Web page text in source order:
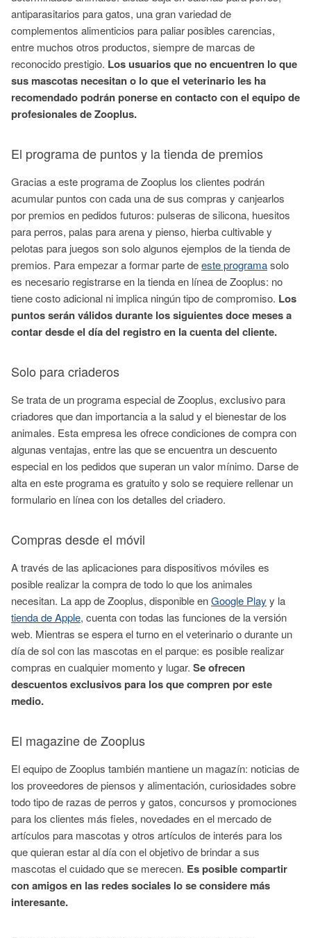
antiparasitarios para gatos, una gran variedad de
complementos alimenticios para paliar posibles carencias,
entre muchos otros productos, siempre de marcas de
reconocido prestigio. Los usuarios que no encuentren lo que
sus mascotas necesitan o lo que el veterinario les ha
recomendadopodrán ponerse en contacto con el equipo de
profesionales de Zooplus.
El programa de puntos y la tienda de premios
Gracias a este programa de Zooplus los clientes podrán
acumular puntos con cada una de sus compras y canjearlos
por premios en pedidos futuros: pulseras de silicona, huesitos
para perros, palas para arena y pienso, hierba cultivable y
pelotas para juegos son solo algunos ejemplos de la tienda de
premios. Para empezar a formar parte deeste programasolo
es necesario registrarse en la tienda en línea de Zooplus: no
tiene costo adicional ni implica ningún tipo de compromiso. Los
puntos serán válidos durante los siguientes doce meses a
contar desde el día del registro en la cuenta del cliente.
Solo para criaderos
Se trata de un programa especial de Zooplus, exclusivo para
criadores que dan importancia a la salud y el bienestar de los
animales. Esta empresa les ofrece condiciones de compra con
algunas ventajas, entre las que se encuentra un descuento
especial en los pedidos que superan un valor mínimo. Darse de
alta en este programa es gratuito y solo se requiere rellenar un
formulario en línea con los detalles del criadero.
Compras desde el móvil
A través de las aplicaciones para dispositivos móviles es
posible realizar la compra de todo lo que los animales
necesitan. La app de Zooplus, disponible enGoogle Play y la
tienda de Apple, cuenta con todas las funciones de la versión
web. Mientras se espera el turno en el veterinario o durante un
día de sol con las mascotas en el parque: es posible realizar
compras en cualquier momento y lugar. Se ofrecen
descuentos exclusivos para los que compren por este
medio.
El magazine de Zooplus
El equipo de Zooplus también mantiene un magazín: noticias de
los proveedores de piensos y alimentación, curiosidades sobre
todo tipo de razas de perros y gatos, concursos y promociones
para los clientes más fieles, novedades en el mercado de
artículos para mascotas y otros artículos de interés para los
que quieran estar al día con el objetivo de brindar a sus
mascotas el cuidado que se merecen. Es posible compartir
con amigos en las redes sociales lo se considere más
interesante.